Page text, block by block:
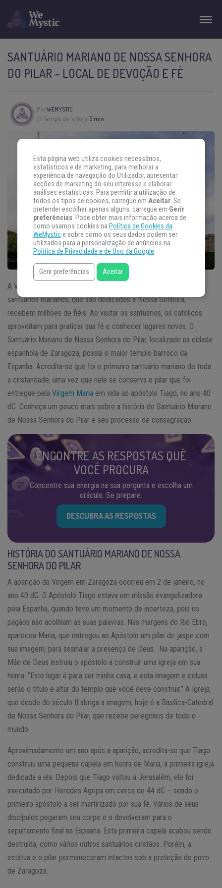
SANTUÁRIO MARIANO DE NOSSA SENHORA
DO PILAR – LOCAL DE DEVOÇÃO E FÉ
PorWEMYSTIC
Tempo de leitura: 5 min
A Virgem Maria possui muitos adoradores pelo mundo e os
santuários marianos, que são dedicados à Nossa Senhora,
recebem milhões de fiéis. Ao visitar os santuários, os católicos
aproveitam para praticar sua fé e conhecer lugares novos. O
Santuário Mariano de Nossa Senhora do Pilar, localizado na cidade
espanhola de Zaragoza, possui o maior templo barroco da
Espanha. Acredita-se que foi o primeiro santuário mariano de toda
a cristandade, uma vez que nele se conserva o pilar que foi
entregue pela Virgem Maria em vida ao apóstolo Tiago, no ano 40
dC. Conheça um pouco mais sobre a história do Santuário Mariano
de Nossa Senhora do Pilar e seu processo de consagração.
ENCONTRE AS RESPOSTAS QUE
VOCÊ PROCURA
Concentre sua energia na sua pergunta e escolha um
oráculo. Se prepare.
DESCUBRA AS RESPOSTAS
HISTÓRIA DO SANTUÁRIO MARIANO DE NOSSA
SENHORA DO PILAR
A aparição da Virgem em Zaragoza ocorreu em 2 de janeiro, no
ano 40 dC. O Apóstolo Tiago estava em missão evangelizadora
pela Espanha, quando teve um momento de incerteza, pois os
pagãos não acolhiam as suas palavras. Nas margens do Rio Ebro,
apareceu Maria, que entregou ao Apóstolo um pilar de jaspe com
sua imagem, para assinalar a presença de Deus. Na aparição, a
Mãe de Deus instruiu o apóstolo a construir uma igreja em sua
honra: “Este lugar é para ser minha casa, e esta imagem e coluna
serão o título e altar do templo que você deve construir.” A Igreja,
que desde do século II abriga a imagem, hoje é a Basílica-Catedral
de Nossa Senhora do Pilar, que recebe peregrinos de todo o
mundo.
Aproximadamente um ano após a aparição, acredita-se que Tiago
construiu uma pequena capela em honra de Maria, a primeira igreja
dedicada a ela. Depois que Tiago voltou a Jerusalém, ele foi
executado por Herodes Agripa em cerca de 44 dC – sendo o
primeiro apóstolo a ser martirizado por sua fé. Vários de seus
discípulos pegaram seu corpo e o devolveram para o
sepultamento final na Espanha. Esta primeira capela acabou sendo
destruída, como vários outros santuários cristãos. Porém, a
estátua e o pilar permaneceram intactos sob a proteção do povo
de Zaragoza.
Esta página web utiliza cookies necessários,
estatísticos e de marketing, para melhorar a
experiência de navegação do Utilizador, apresentar
acções de marketing do seu interesse e elaborar
análises estatísticas. Para permitir a utilização de
todos os tipos de cookies, carregue em Aceitar. Se
pretender escolher apenas alguns, carregue em Gerir
preferências. Pode obter mais informação acerca de
como usamos cookies na Política de Cookies da
WeMystice sobre como os seus dados podem ser
utilizados para a personalização de anúncios na
Política de Privacidade e de Uso da Google.
Gerir preferências Aceitar